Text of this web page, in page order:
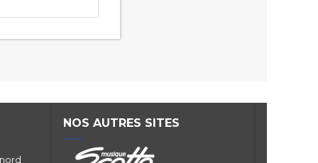
NOS AUTRES SITES